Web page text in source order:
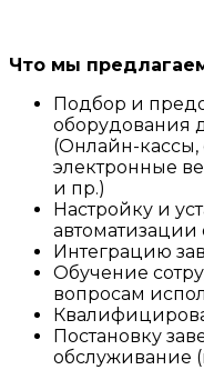
Что мы
Подбор и
оборудования
(Онлайн-
электронные
и пр.)
Настройку и
автоматизации
Интеграцию
Обучение
вопросам
Постановку
обслуживание